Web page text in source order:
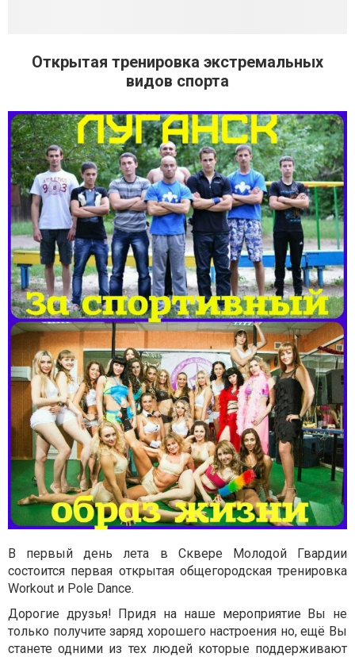
Открытая тренировка экстремальных
видов спорта
В первый день лета в Сквере Молодой Гвардии
состоится первая открытая общегородская тренировка
Workout и Pole Dance.
Дорогие друзья! Придя на наше мероприятие Вы не
только получите заряд хорошего настроения но, ещё Вы
станете одними из тех людей которые поддерживают